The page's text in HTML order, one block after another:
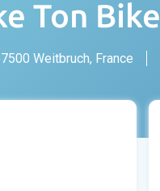
Ton Bike
Weitbruch, France